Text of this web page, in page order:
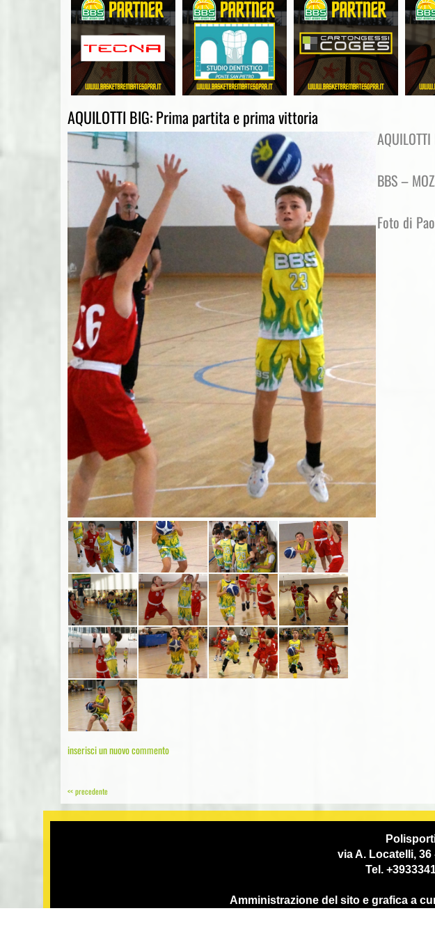
AQUILOTTI BIG: Prima partita e prima vittoria
BBS –
Foto di
inserisci un nuovo commento
<< precedente
via A. Locatelli,
Tel.
Amministrazione del sito e grafica a